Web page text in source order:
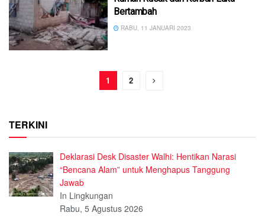
Bertambah
RABU, 11 JANUARI 2023
1 2
TERKINI
Deklarasi Desk Disaster Walhi: Hentikan Narasi
“Bencana Alam” untuk Menghapus Tanggung
Jawab
In Lingkungan
Rabu, 5 Agustus 2026